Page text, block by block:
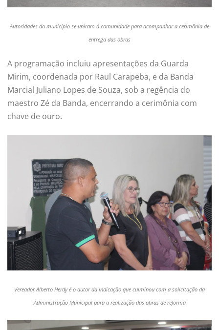
Autoridades do município se uniram à comunidade para acompanhar a cerimônia de
entrega das obras
A programação incluiu apresentações da Guarda
Mirim, coordenada por Raul Carapeba, e da Banda
Marcial Juliano Lopes de Souza, sob a regência do
maestro Zé da Banda, encerrando a cerimônia com
chave de ouro.
Vereador Alberto Herdy é o autor da indicação que culminou com a solicitação da
Administração Municipal para a realização das obras de reforma